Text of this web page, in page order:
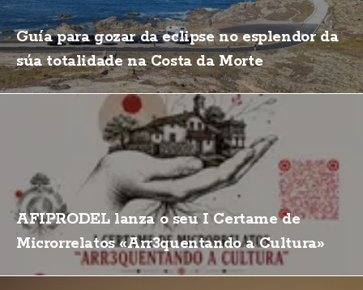
Guía para gozar da eclipse no esplendor da
súa totalidade na Costa da Morte
AFIPRODEL lanza o seu I Certame de
Microrrelatos «Arr3quentando a Cultura»